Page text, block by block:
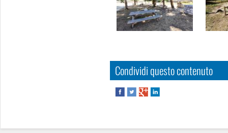
Condividi questo contenuto